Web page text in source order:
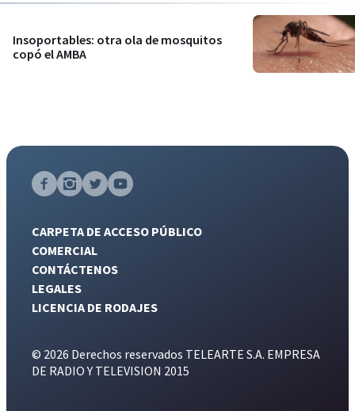
Insoportables: otra ola de mosquitos
copó el AMBA
CARPETA DE ACCESO PÚBLICO
COMERCIAL
CONTÁCTENOS
LEGALES
LICENCIA DE RODAJES
© 2026 Derechos reservados TELEARTE S.A. EMPRESA
DE RADIO Y TELEVISION 2015